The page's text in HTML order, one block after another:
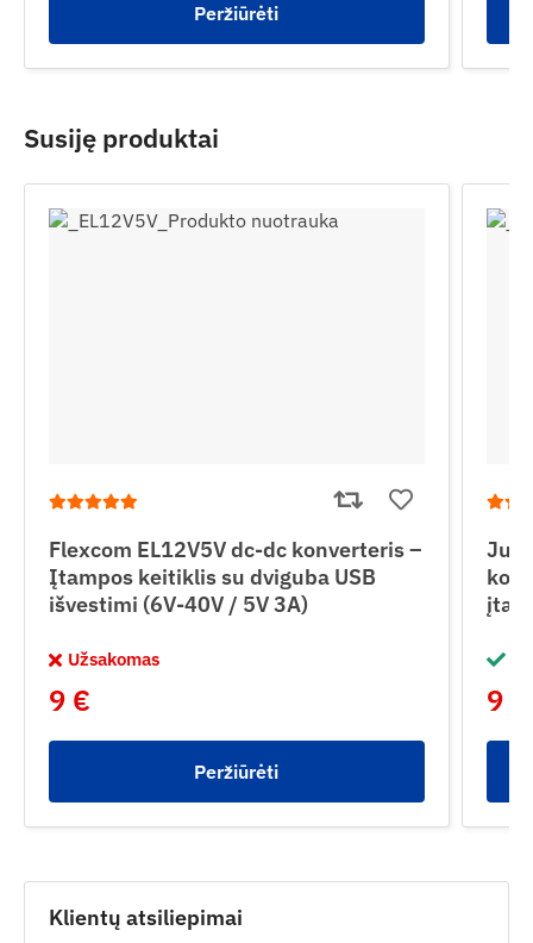
Peržiūrėti
Susiję produktai
Flexcom EL12V5V dc-dc konverteris –
Įtampos keitiklis su dviguba USB
išvestimi (6V-40V / 5V 3A)
Užsakomas
9 €
Peržiūrėti
9 €
Klientų atsiliepimai